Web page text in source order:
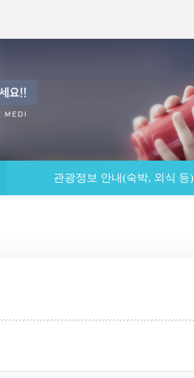
관광정보 안내(숙박, 외식 등)